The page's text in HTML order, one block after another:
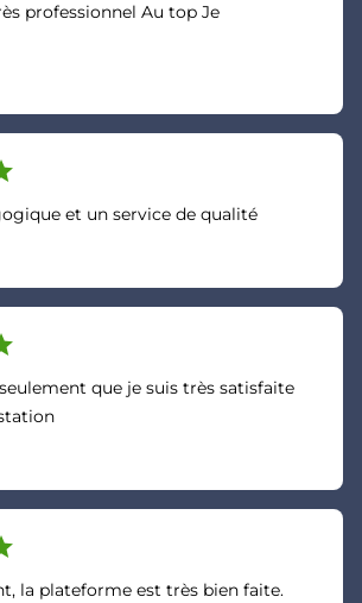
professionnel Au top Je
et un service de qualité
que je suis très satisfaite
la plateforme est très bien faite.